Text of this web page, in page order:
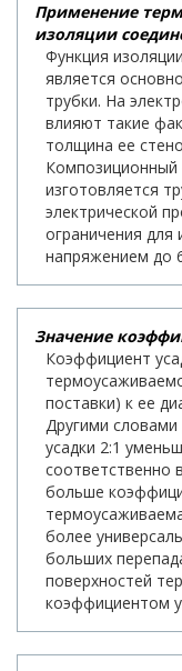
Применение
изоляции
Функция
является
трубки. На
влияют такие
толщина ее
Композиционный
изготовляется
электрической
ограничения для
напряжением до
Значение
Коэффициент
поставки) к ее
Другими
усадки 2:1
соответственно
больше
более
больших
поверхностей
коэффициентом